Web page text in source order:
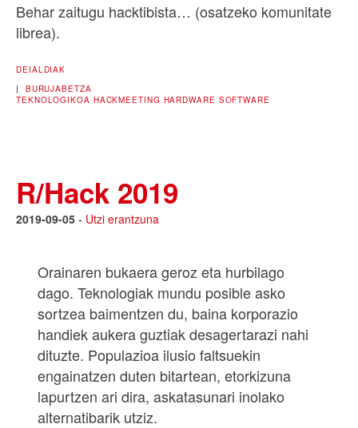
Behar zaitugu hacktibista… (osatzeko komunitate
librea).
DEIALDIAK
| BURUJABETZA
TEKNOLOGIKOA HACKMEETING HARDWARE SOFTWARE
R/Hack 2019
2019-09-05 - Utzi erantzuna
Orainaren bukaera geroz eta hurbilago
dago. Teknologiak mundu posible asko
sortzea baimentzen du, baina korporazio
handiek aukera guztiak desagertarazi nahi
dituzte. Populazioa ilusio faltsuekin
engainatzen duten bitartean, etorkizuna
lapurtzen ari dira, askatasunari inolako
alternatibarik utziz.